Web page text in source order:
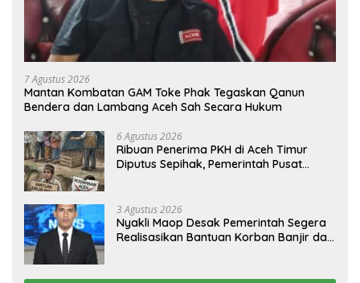
7 Agustus 2026
Mantan Kombatan GAM Toke Phak Tegaskan Qanun
Bendera dan Lambang Aceh Sah Secara Hukum
6 Agustus 2026
Ribuan Penerima PKH di Aceh Timur
Diputus Sepihak, Pemerintah Pusat
3 Agustus 2026
Nyakli Maop Desak Pemerintah Segera
Realisasikan Bantuan Korban Banjir dan